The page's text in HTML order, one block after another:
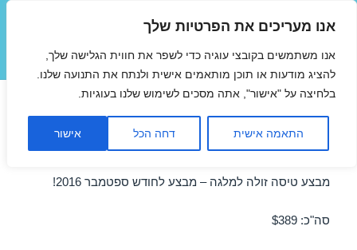
אנו מעריכים את הפרטיות שלך
אנו משתמשים בקובצי עוגיה כדי לשפר את חווית הגלישה שלך,
להציג מודעות או תוכן מותאמים אישית ולנתח את התנועה שלנו.
בלחיצה על "אישור", אתה מסכים לשימוש שלנו בעוגיות.
התאמה אישית דחה הכל אישור
תפריטים
ווידג'טים
טיסות זולות למלגה ברגע האחרון
18/09/2016
מבצע טיסה זולה למלגה – מבצע לחודש ספטמבר 2016!
סה"כ: $389